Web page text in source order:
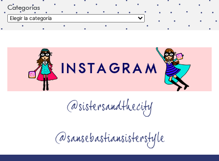
Categorías
Categorías
@sistersandthecity
@sansebastiansisterstyle